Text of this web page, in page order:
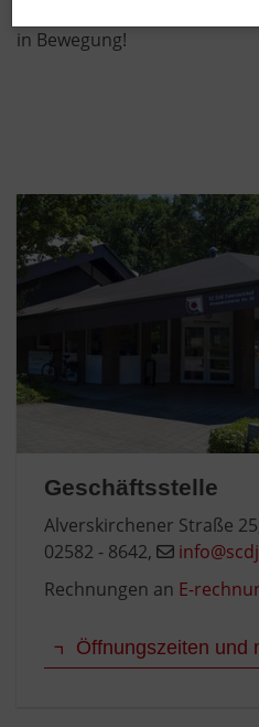
in Bewegung!
Geschäftsstelle
Alverskirchener Straße
02582 - 8642,
Rechnungen an E-
Öffnungszeiten und